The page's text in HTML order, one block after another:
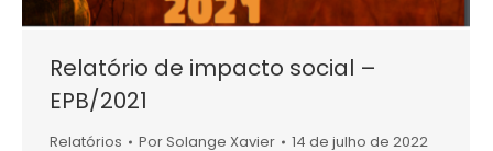
Relatório de impacto social –
EPB/2021
Relatórios PorSolange Xavier 14 de julho de 2022